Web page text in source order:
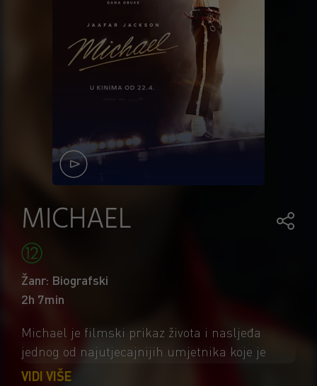
MICHAEL
Žanr: Biografski
2h 7min
Michael je filmski prikaz života i nasljeđa
jednog od najutjecajnijih umjetnika koje je
svijet ikada poznavao. Film priča priču o životu
VIDI VIŠE